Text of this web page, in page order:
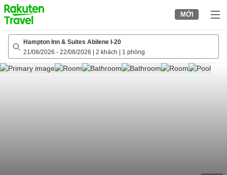
to
top
page
MỚI
Hampton Inn & Suites Abilene I-20
21/08/2026 - 22/08/2026 2 khách 1 phòng